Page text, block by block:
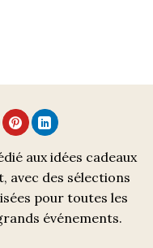
aux idées cadeaux
avec des sélections
pour toutes les
événements.